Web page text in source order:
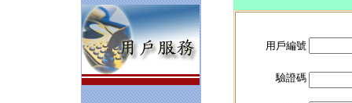
用戶編號
驗證碼